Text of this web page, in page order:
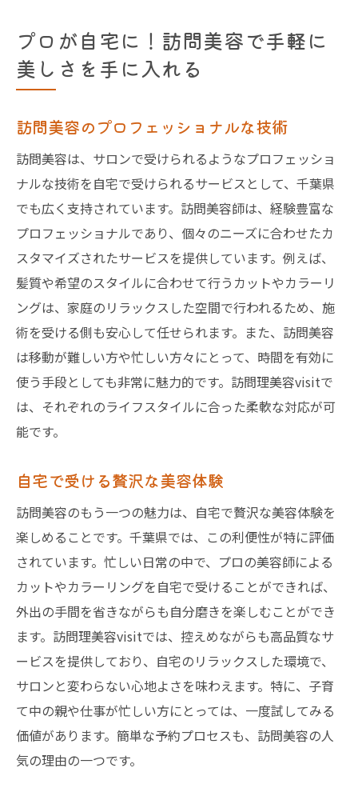
プロが自宅に！訪問美容で手軽に
美しさを手に入れる
訪問美容のプロフェッショナルな技術
訪問美容は、サロンで受けられるようなプロフェッショ
ナルな技術を自宅で受けられるサービスとして、千葉県
でも広く支持されています。訪問美容師は、経験豊富な
プロフェッショナルであり、個々のニーズに合わせたカ
スタマイズされたサービスを提供しています。例えば、
髪質や希望のスタイルに合わせて行うカットやカラーリ
ングは、家庭のリラックスした空間で行われるため、施
術を受ける側も安心して任せられます。また、訪問美容
は移動が難しい方や忙しい方々にとって、時間を有効に
使う手段としても非常に魅力的です。訪問理美容visitで
は、それぞれのライフスタイルに合った柔軟な対応が可
能です。
自宅で受ける贅沢な美容体験
訪問美容のもう一つの魅力は、自宅で贅沢な美容体験を
楽しめることです。千葉県では、この利便性が特に評価
されています。忙しい日常の中で、プロの美容師による
カットやカラーリングを自宅で受けることができれば、
外出の手間を省きながらも自分磨きを楽しむことができ
ます。訪問理美容visitでは、控えめながらも高品質なサ
ービスを提供しており、自宅のリラックスした環境で、
サロンと変わらない心地よさを味わえます。特に、子育
て中の親や仕事が忙しい方にとっては、一度試してみる
価値があります。簡単な予約プロセスも、訪問美容の人
気の理由の一つです。